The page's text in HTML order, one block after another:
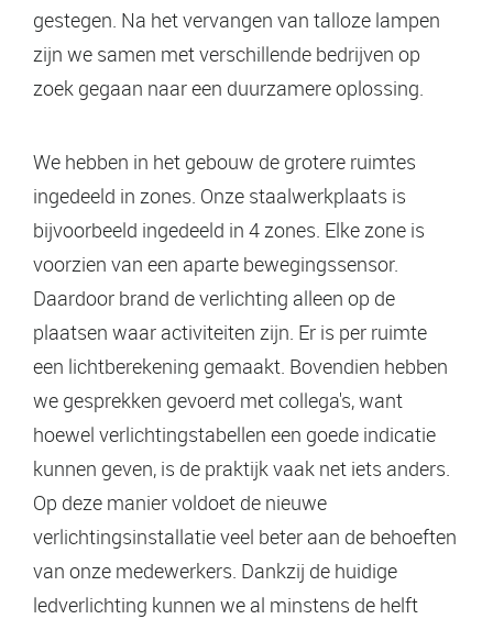
gestegen. Na het vervangen van talloze lampen
zijn we samen met verschillende bedrijven op
zoek gegaan naar een duurzamere oplossing.
We hebben in het gebouw de grotere ruimtes
ingedeeld in zones. Onze staalwerkplaats is
bijvoorbeeld ingedeeld in 4 zones. Elke zone is
voorzien van een aparte bewegingssensor.
Daardoor brand de verlichting alleen op de
plaatsen waar activiteiten zijn. Er is per ruimte
een lichtberekening gemaakt. Bovendien hebben
we gesprekken gevoerd met collega's, want
hoewel verlichtingstabellen een goede indicatie
kunnen geven, is de praktijk vaak net iets anders.
Op deze manier voldoet de nieuwe
verlichtingsinstallatie veel beter aan de behoeften
van onze medewerkers. Dankzij de huidige
ledverlichting kunnen we al minstens de helft